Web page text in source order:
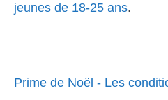
jeunes de 18-25 ans.
Prime de Noël - Les